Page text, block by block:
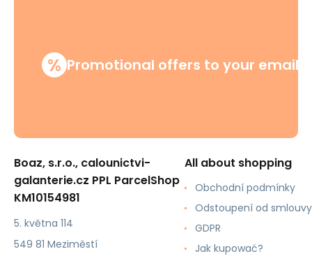
% Promotional offers to your email
Boaz, s.r.o., calounictvi-
galanterie.cz PPL ParcelShop
KM10154981
5. května 114
549 81 Meziměstí
All about shopping
Obchodní podmínky
Odstoupení od smlouvy
GDPR
Jak kupować?